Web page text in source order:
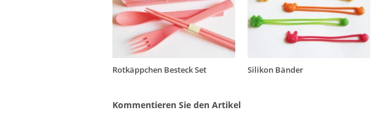
Rotkäppchen Besteck Set Silikon Bänder
Kommentieren Sie den Artikel